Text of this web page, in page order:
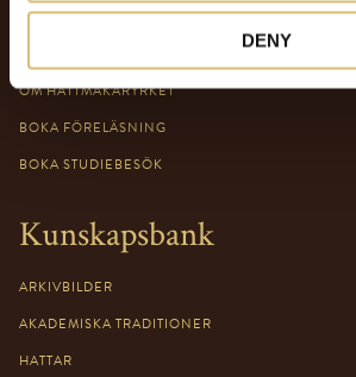
DENY
OM HATTMAKARYRKET
BOKA FÖRELÄSNING
BOKA STUDIEBESÖK
Kunskapsbank
ARKIVBILDER
AKADEMISKA TRADITIONER
HATTAR